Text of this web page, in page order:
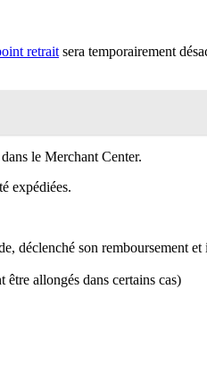
retrait sera temporairement
dans le Merchant Center.
expédiées.
déclenché son remboursement
être allongés dans certains cas)